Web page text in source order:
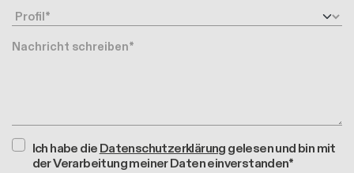
Profil
Nachricht
Ich habe dieDatenschutzerklärunggelesen und bin mit
der Verarbeitung meiner Daten einverstanden*